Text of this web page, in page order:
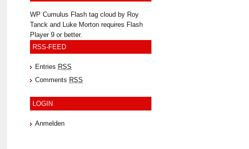
WP Cumulus Flash tag cloud by Roy
Tanck and Luke Morton requires Flash
Player9 or better.
RSS-FEED
Entries RSS
Comments RSS
LOGIN
Anmelden